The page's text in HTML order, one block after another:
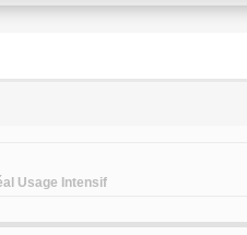
Usage Intensif